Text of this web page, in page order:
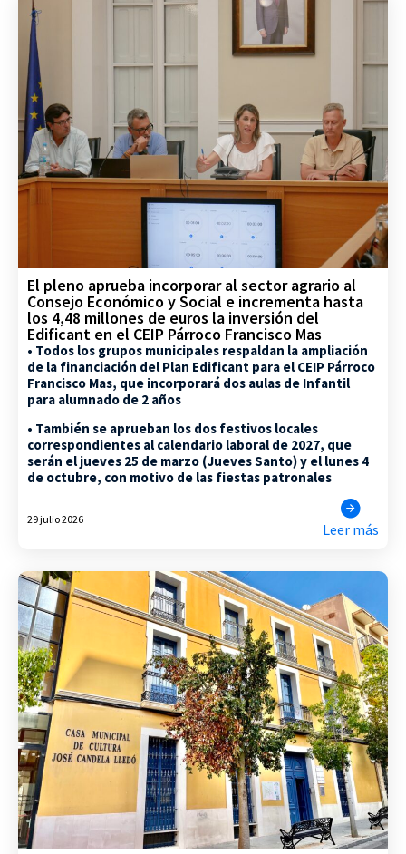
El pleno aprueba incorporar al sector agrario al
Consejo Económico y Social e incrementa hasta
los 4,48 millones de euros la inversión del
Edificant en el CEIP Párroco Francisco Mas
• Todos los grupos municipales respaldan la ampliación
de la financiación del Plan Edificant para el CEIP Párroco
Francisco Mas, que incorporará dos aulas de Infantil
para alumnado de 2 años
• También se aprueban los dos festivos locales
correspondientes al calendario laboral de 2027, que
serán el jueves 25 de marzo (Jueves Santo) y el lunes 4
de octubre, con motivo de las fiestas patronales
29 julio 2026
Leer más